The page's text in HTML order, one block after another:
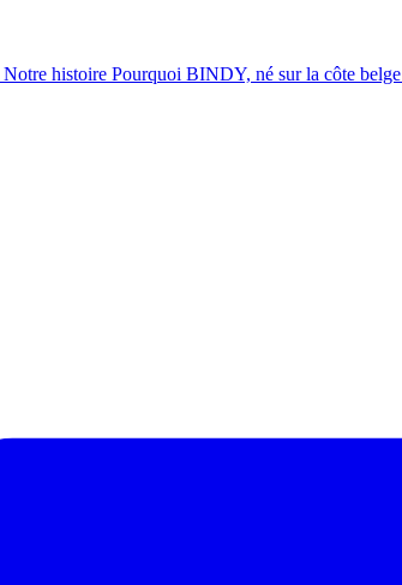
Notre histoire Pourquoi BINDY, né sur la côte belge